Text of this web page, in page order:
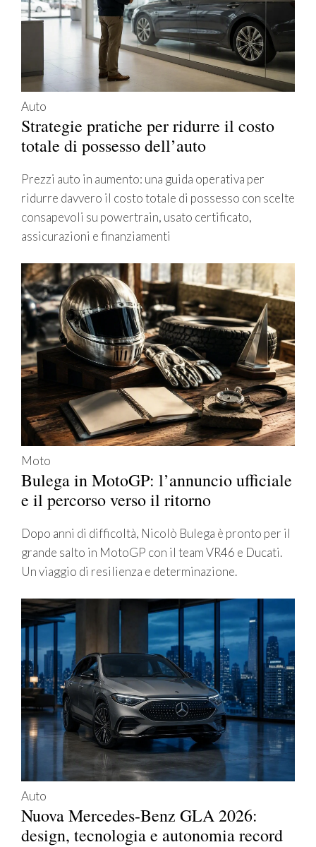
Auto
Strategie pratiche per ridurre il costo
totale di possesso dell’auto
Prezzi auto in aumento: una guida operativa per
ridurre davvero il costo totale di possesso con scelte
consapevoli su powertrain, usato certificato,
assicurazioni e finanziamenti
Moto
Bulega in MotoGP: l’annuncio ufficiale
e il percorso verso il ritorno
Dopo anni di difficoltà, Nicolò Bulega è pronto per il
grande salto in MotoGP con il team VR46 e Ducati.
Un viaggio di resilienza e determinazione.
Auto
Nuova Mercedes-Benz GLA 2026:
design, tecnologia e autonomia record